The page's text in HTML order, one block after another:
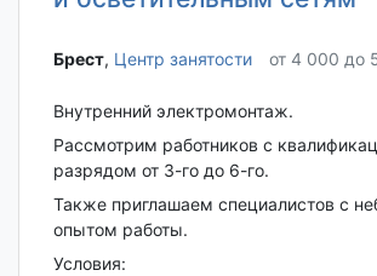
Брест‎, Центр занятости от 4 000 до
Внутренний электромонтаж.
Рассмотрим работников с
разрядом от 3-го до 6-го.
Также приглашаем специалистов с
опытом работы.
Условия: